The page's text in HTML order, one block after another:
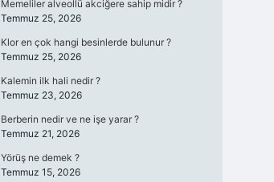
Memeliler alveollü akciğere sahip midir ?
Temmuz 25, 2026
Klor en çok hangi besinlerde bulunur ?
Temmuz 25, 2026
Kalemin ilk hali nedir ?
Temmuz 23, 2026
Berberin nedir ve ne işe yarar ?
Temmuz 21, 2026
Yörüş ne demek ?
Temmuz 15, 2026